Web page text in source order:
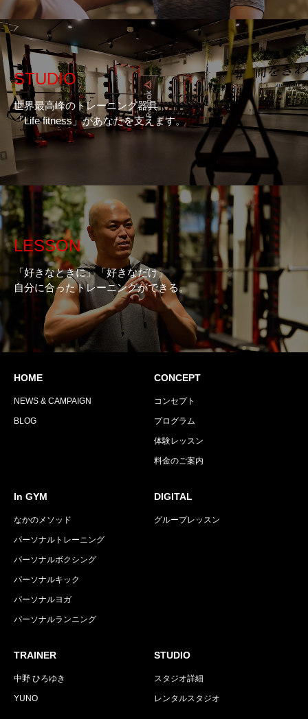
STUDIO
世界最高峰のトレーニング器具
「Life fitness」があなたを支えます。
LESSON
「好きなときに」「好きなだけ」
自分に合ったトレーニングができる。
HOME
NEWS & CAMPAIGN
BLOG
CONCEPT
コンセプト
プログラム
体験レッスン
料金のご案内
In GYM
なかのメソッド
パーソナルトレーニング
パーソナルボクシング
パーソナルキック
パーソナルヨガ
パーソナルランニング
DIGITAL
グループレッスン
TRAINER
中野 ひろゆき
YUNO
STUDIO
スタジオ詳細
レンタルスタジオ